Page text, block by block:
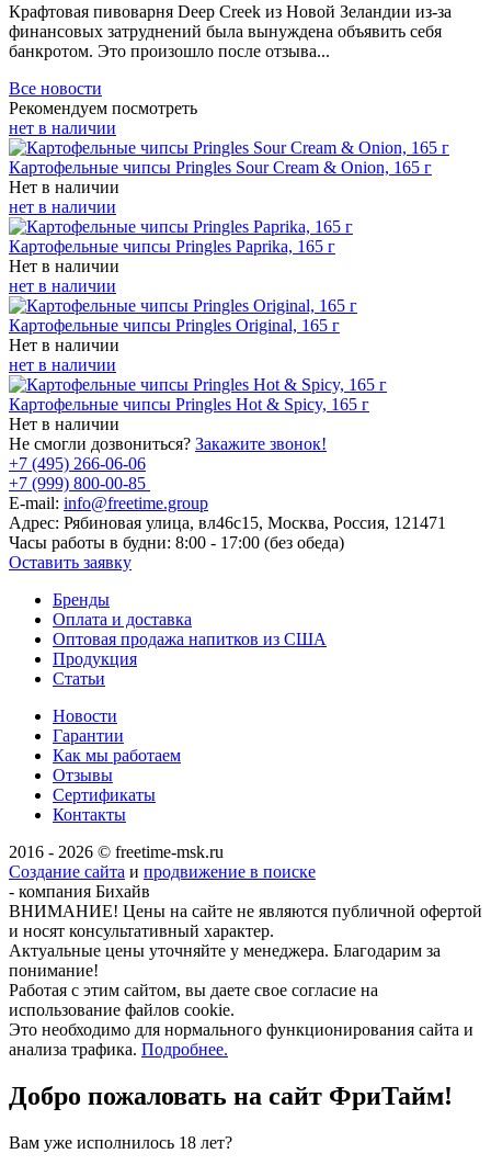
Крафтовая пивоварня Deep Creek из Новой Зеландии из-за
финансовых затруднений была вынуждена объявить себя
банкротом. Это произошло после отзыва...
Все новости
Рекомендуем посмотреть
нет в наличии
Картофельные чипсы Pringles Sour Cream & Onion, 165 г
Нет в наличии
нет в наличии
Картофельные чипсы Pringles Paprika, 165 г
Нет в наличии
нет в наличии
Картофельные чипсы Pringles Original, 165 г
Нет в наличии
нет в наличии
Картофельные чипсы Pringles Hot & Spicy, 165 г
Нет в наличии
Не смогли дозвониться? Закажите звонок!
+7 (495) 266-06-06
+7 (999) 800-00-85
E-mail: info@freetime.group
Адрес: Рябиновая улица, вл46с15, Москва, Россия, 121471
Часы работы в будни: 8:00 - 17:00 (без обеда)
Оставить заявку
Бренды
Оплата и доставка
Оптовая продажа напитков из США
Продукция
Статьи
Новости
Гарантии
Как мы работаем
Отзывы
Сертификаты
Контакты
2016 - 2026 © freetime-msk.ru
Создание сайта и продвижение в поиске
- компания Бихайв
ВНИМАНИЕ! Цены на сайте не являются публичной офертой
и носят консультативный характер.
Актуальные цены уточняйте у менеджера. Благодарим за
понимание!
Работая с этим сайтом, вы даете свое согласие на
использование файлов cookie.
Это необходимо для нормального функционирования сайта и
анализа трафика. Подробнее.
Добро пожаловать на сайт ФриТайм!
Вам уже исполнилось 18 лет?